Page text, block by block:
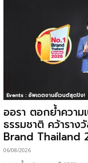
Events : อัพเดตงานอีเวนต์สุดปัง!
ออรา ตอกย้ำความ
ธรรมชาติ คว้ารา
Brand Thailand
06/08/2026